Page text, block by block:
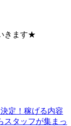
きます★
定！稼げる内容
スタッフが集まっ